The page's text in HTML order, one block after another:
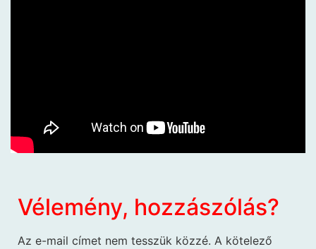
Vélemény, hozzászólás?
Az e-mail címet nem tesszük közzé. A kötelező